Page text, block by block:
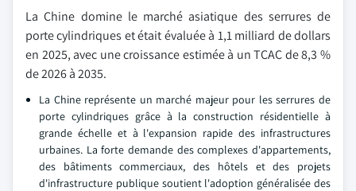
La Chine domine le marché asiatique des serrures de
porte cylindriques et était évaluée à 1,1 milliard de dollars
en 2025, avec une croissance estimée à un TCAC de 8,3 %
de 2026 à 2035.
La Chine représente un marché majeur pour les serrures de
porte cylindriques grâce à la construction résidentielle à
grande échelle et à l'expansion rapide des infrastructures
urbaines. La forte demande des complexes d'appartements,
des bâtiments commerciaux, des hôtels et des projets
d'infrastructure publique soutient l'adoption généralisée des